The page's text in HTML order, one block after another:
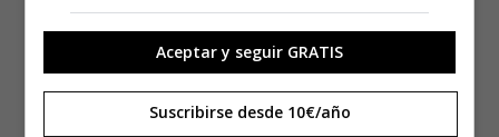
Aceptar y seguir GRATIS
Suscribirse desde 10€/año